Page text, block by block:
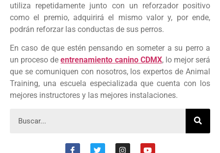
utiliza repetidamente junto con un reforzador positivo
como el premio, adquirirá el mismo valor y, por ende,
podrán reforzar las conductas de sus perros.
En caso de que estén pensando en someter a su perro a
un proceso deentrenamiento canino CDMX, lo mejor será
que se comuniquen con nosotros, los expertos de Animal
Training, una escuela especializada que cuenta con los
mejores instructores y las mejores instalaciones.